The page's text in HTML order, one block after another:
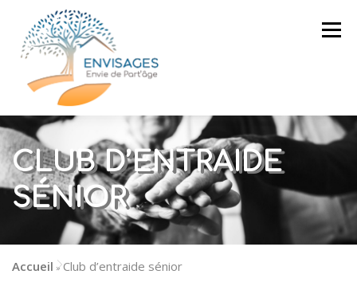
contenu
Menu
L’ASSOCIATION
CLUB D’ENTRAIDE
SÉNIOR
PROJET DE
MAISON PARTAGÉE
NOUS SOUTENIR
CLUB D’ENTRAIDE
SÉNIOR
Accueil »Club d’entraide sénior